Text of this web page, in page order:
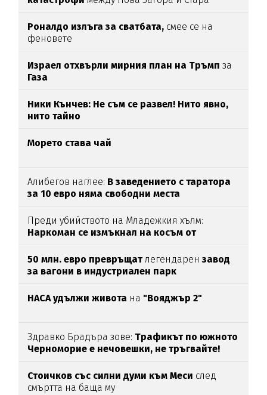
Роналдо излъга за сватбата, смее се на
феновете
Израел отхвърли мирния план на Тръмп за
Газа
Ники Кънчев: Не съм се развел! Нито явно,
нито тайно
Морето става чай
Алибегов наглее: В заведението с таратора
за 10 евро няма свободни места
Преди убийството на Младежкия хълм:
Наркоман се измъкнал на косъм от
50 млн. евро превръщатлегендарензавод
за вагони в индустриален парк
НАСА удължи живота на "Вояджър 2"
Здравко Брадъра зове: Трафикът по южното
Черноморие е нечовешки, не тръгвайте!
Стоичков със силни думи към Меси след
смъртта на баща му